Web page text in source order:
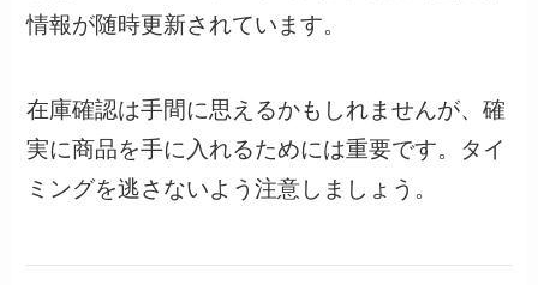
情報が随時更新されています。
在庫確認は手間に思えるかもしれませんが、確
実に商品を手に入れるためには重要です。タイ
ミングを逃さないよう注意しましょう。